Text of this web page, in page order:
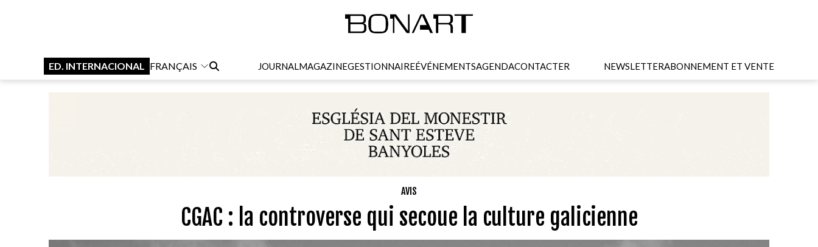
ED. INTERNACIONAL FRANÇAIS JOURNALMAGAZINEGESTIONNAIREÉVÉNEMENTSAGENDACONTACTER NEWSLETTERABONNEMENT ET VENTE
AVIS
CGAC : la controverse qui secoue la culture galicienne